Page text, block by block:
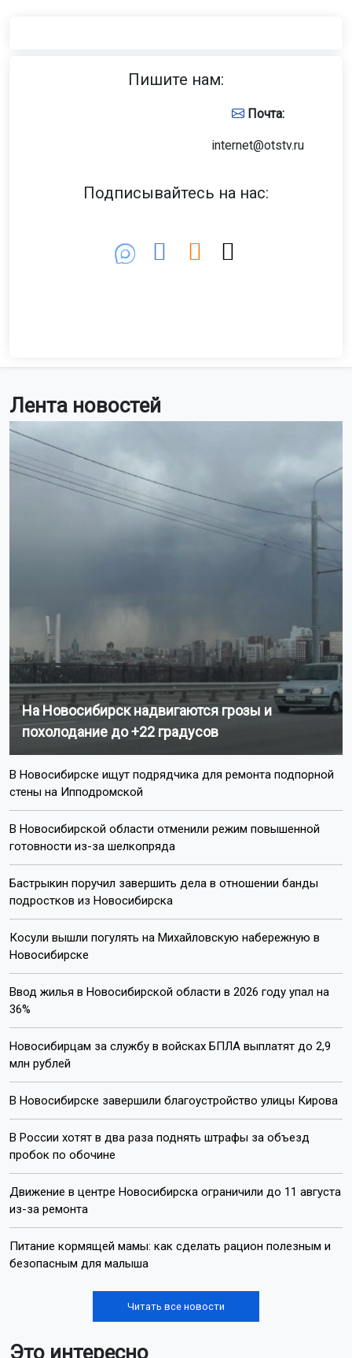
Лента новостей
На Новосибирск надвигаются грозы и
похолодание до +22 градусов
В Новосибирске ищут подрядчика для ремонта подпорной
стены на Ипподромской
В Новосибирской области отменили режим повышенной
готовности из-за шелкопряда
Бастрыкин поручил завершить дела в отношении банды
подростков из Новосибирска
Косули вышли погулять на Михайловскую набережную в
Новосибирске
Ввод жилья в Новосибирской области в 2026 году упал на
36%
Новосибирцам за службу в войсках БПЛА выплатят до 2,9
млн рублей
В Новосибирске завершили благоустройство улицы Кирова
В России хотят в два раза поднять штрафы за объезд
пробок по обочине
Движение в центре Новосибирска ограничили до 11 августа
из-за ремонта
Питание кормящей мамы: как сделать рацион полезным и
безопасным для малыша
Читать все новости
Это интересно
Пишите нам:
Почта:
internet@otstv.ru
Подписывайтесь на нас: